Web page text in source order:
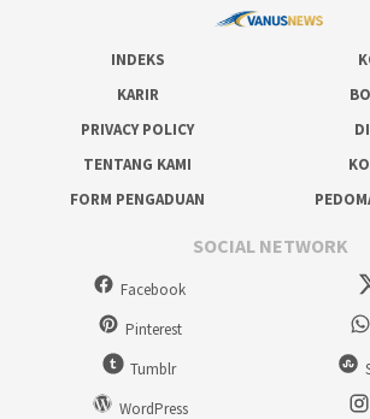
INDEKS
KARIR
PRIVACY POLICY
TENTANG KAMI
FORM PENGADUAN
SOCIAL NETWORK
Facebook
Pinterest
Tumblr
WordPress